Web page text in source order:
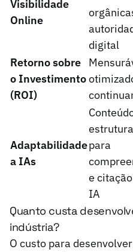
Visibilidade
Online
digital
Retorno sobre
o Investimento
(ROI)
Adaptabilidade
a IAs
para
e
IA
Quanto custa
indústria?
O custo para